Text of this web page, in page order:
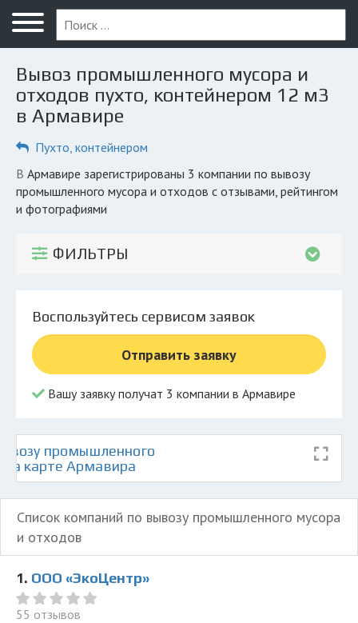
Меню
Главная
Вопрос юристу
Армавир
ПОЛЬЗОВАТЕЛЯМ
Компании
Экоблог
Личный кабинет
Вывоз промышленного мусора и
отходов пухто, контейнером 12 м3
в Армавире
Пухто, контейнером
в Армавире зарегистрированы 3 компании по вывозу
промышленного мусора и отходов с отзывами, рейтингом
и фотографиями
ФИЛЬТРЫ
Воспользуйтесь сервисом заявок
Отправить заявку
Вашу заявку получат 3 компании в Армавире
промышленного
на карте Армавира
Список компаний по вывозу промышленного мусора
и отходов
1. ООО «ЭкоЦентр»
55 отзывов